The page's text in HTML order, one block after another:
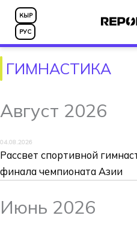
Перейти
содержимому
КЫР
РУС
ГИМНАСТИКА
Август 2026
04.08.2026
Рассвет спортивной
финала чемпионата Азии
Июнь 2026